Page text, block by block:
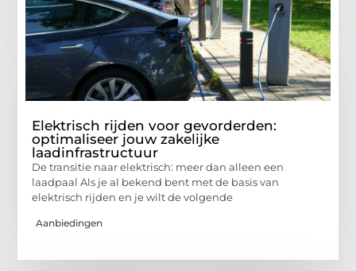
Elektrisch rijden voor gevorderden:
optimaliseer jouw zakelijke
laadinfrastructuur
De transitie naar elektrisch: meer dan alleen een
laadpaal Als je al bekend bent met de basis van
elektrisch rijden en je wilt de volgende
Aanbiedingen